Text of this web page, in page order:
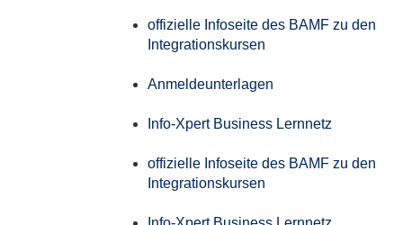
offizielle Infoseite des BAMF zu den
Integrationskursen
Anmeldeunterlagen
Info-Xpert Business Lernnetz
offizielle Infoseite des BAMF zu den
Integrationskursen